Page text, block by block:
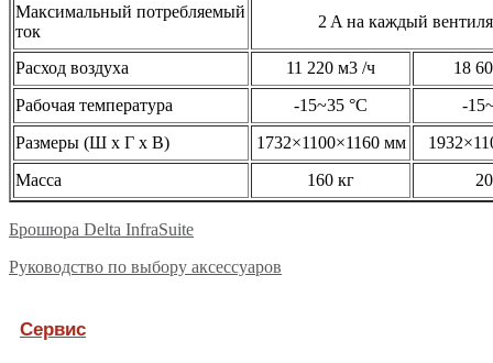
Максимальный потребляемый
ток
2 A на каждый
Расход воздуха 11 220 м3 /ч
18
Рабочая температура
-15~35 °C
-
Размеры (Ш х Г х В)
1732×1100×1160 мм
Масса
160 кг
Брошюра Delta InfraSuite
Руководство по выбору аксессуаров
Сервис